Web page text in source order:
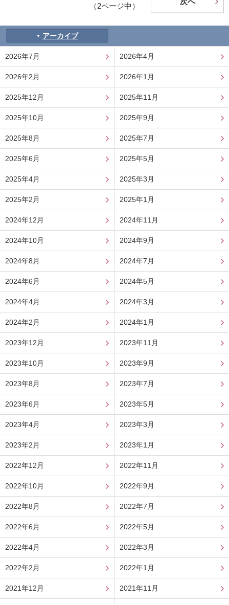
（2ページ中）
アーカイブ
2026年7月 2026年4月
2026年2月 2026年1月
2025年12月 2025年11月
2025年10月 2025年9月
2025年8月 2025年7月
2025年6月 2025年5月
2025年4月 2025年3月
2025年2月 2025年1月
2024年12月 2024年11月
2024年10月 2024年9月
2024年8月 2024年7月
2024年6月 2024年5月
2024年4月 2024年3月
2024年2月 2024年1月
2023年12月 2023年11月
2023年10月 2023年9月
2023年8月 2023年7月
2023年6月 2023年5月
2023年4月 2023年3月
2023年2月 2023年1月
2022年12月 2022年11月
2022年10月 2022年9月
2022年8月 2022年7月
2022年6月 2022年5月
2022年4月 2022年3月
2022年2月 2022年1月
2021年12月 2021年11月